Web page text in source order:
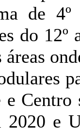
de 4º
do
áreas
e
e